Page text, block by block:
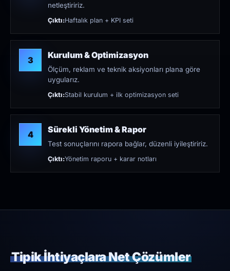
netleştiririz.
Çıktı:Haftalık plan + KPI seti
3 Kurulum & Optimizasyon
Ölçüm, reklam ve teknik aksiyonları plana göre
uygularız.
Çıktı:Stabil kurulum + ilk optimizasyon seti
4 Sürekli Yönetim & Rapor
Test sonuçlarını rapora bağlar, düzenli iyileştiririz.
Çıktı:Yönetim raporu + karar notları
Tipik İhtiyaçlara Net Çözümler